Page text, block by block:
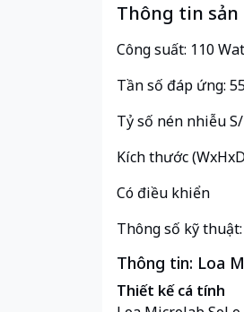
Thông tin sản
Công suất: 110
Tần số đáp ứng:
Tỷ số nén nhiễu
Kích thước
Có điều khiển
Thông số kỹ
Thông tin: Loa
Thiết kế cá tính